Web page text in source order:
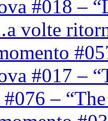
#018 –
volte
#017 –
–